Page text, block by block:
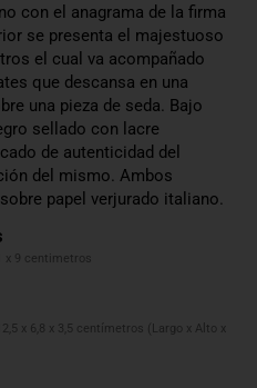
con el anagrama de la firma
se presenta el majestuoso
el cual va acompañado
que descansa en una
una pieza de seda. Bajo
sellado con lacre
de autenticidad del
del mismo. Ambos
papel verjurado italiano.
x 9 centimetros
x 6,8 x 3,5 centímetros (Largo x Alto x